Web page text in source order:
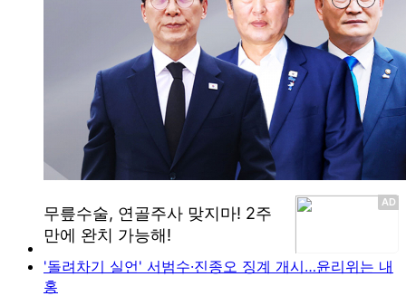
'돌려차기 실언' 서범수·진종오 징계 개시…윤리위는 내
홍